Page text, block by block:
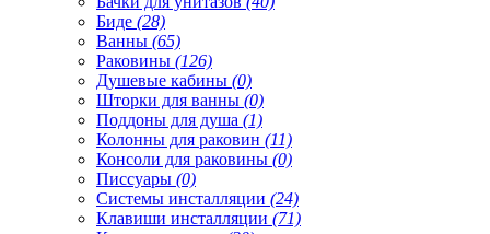
Биде (28)
Ванны (65)
Раковины (126)
Душевые кабины (0)
Шторки для ванны (0)
Поддоны для душа (1)
Колонны для раковин (11)
Консоли для раковины (0)
Писсуары (0)
Системы инсталляции (24)
Клавиши инсталляции (71)